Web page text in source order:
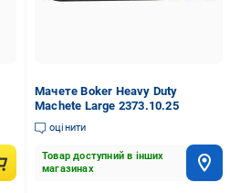
Мачете Boker Heavy Duty
Machete Large 2373.10.25
оцінити
Товар доступний в інших
магазинах